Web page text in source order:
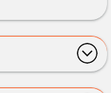
i
o
n